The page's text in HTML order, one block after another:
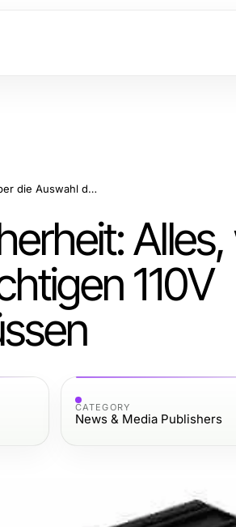
Maximale Leistung und Sicherheit: Alles, was Sie über die Auswahl des richtigen 110V Wechselrichters wissen müssen
110V
CATEGORY
News & Media Publishers